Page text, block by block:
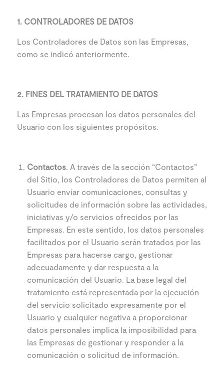
1. CONTROLADORES DE DATOS
Los Controladores de Datos son las Empresas,
como se indicó anteriormente.
2. FINES DEL TRATAMIENTO DE DATOS
Las Empresas procesan los datos personales del
Usuario con los siguientes propósitos.
Contactos. A través de la sección “Contactos”
del Sitio, los Controladores de Datos permiten al
Usuario enviar comunicaciones, consultas y
solicitudes de información sobre las actividades,
iniciativas y/o servicios ofrecidos por las
Empresas. En este sentido, los datos personales
facilitados por el Usuario serán tratados por las
Empresas para hacerse cargo, gestionar
adecuadamente y dar respuesta a la
comunicación del Usuario. La base legal del
tratamiento está representada por la ejecución
del servicio solicitado expresamente por el
Usuario y cualquier negativa a proporcionar
datos personales implica la imposibilidad para
las Empresas de gestionar y responder a la
comunicación o solicitud de información.